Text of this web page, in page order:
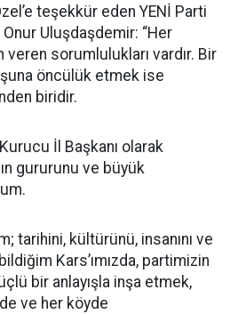
teşekkür eden YENİ Parti
Uluşdaşdemir: “Her
sorumlulukları vardır. Bir
öncülük etmek ise
biridir.
İl Başkanı olarak
gururunu ve büyük
tarihini, kültürünü, insanını ve
Kars’ımızda, partimizin
bir anlayışla inşa etmek,
ve her köyde